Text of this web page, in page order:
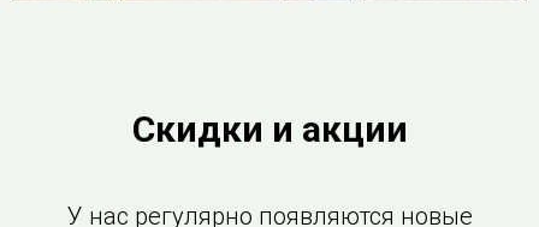
Скидки и акции
У нас регулярно появляются новые